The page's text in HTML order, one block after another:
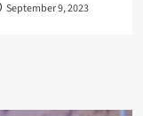
September 9, 2023